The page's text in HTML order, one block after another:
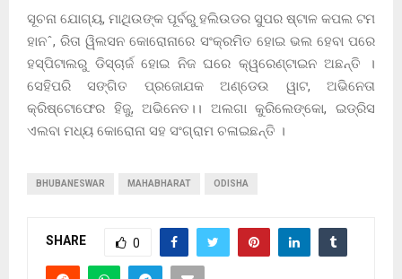
ସୂଚନା ଯୋଗ୍ୟ, ମାଥିଉଙ୍କ ପୂର୍ବରୁ ହଲିଉଡର ସୁପର ଷ୍ଟାଳ କପଲ ଟମ
ହାନˆ, ରିତା ୱିଲସନ କୋରୋନାରେ ସଂକ୍ରମିତ ହୋଇ ଭଲ ହେବା ପରେ
ହସ୍ପିଟାଲରୁ ଡିସ୍ଚାର୍ଜ ହୋଇ ନିଜ ଘରେ କ୍ୱରେଣ୍ଟାଇନ ଅଛନ୍ତି ।
ସେହିପରି ସଙ୍ଗିତ ପ୍ରଜୋଯକ ଅଣ୍ଡେଉ ୱାଟ, ଅଭିନେତା
କ୍ରିଷ୍ଟୋଫେର ହିଜୁ, ଅଭିନେତ।। ଅଲଗା କୁରିଲେଙ୍କୋ, ଇଡ୍ରିସ
ଏଲବା ମଧ୍ୟ କୋରୋନା ସହ ସଂଗ୍ରାମ ଚଳାଇଛନ୍ତି ।
BHUBANESWAR MAHABHARAT ODISHA
SHARE 0